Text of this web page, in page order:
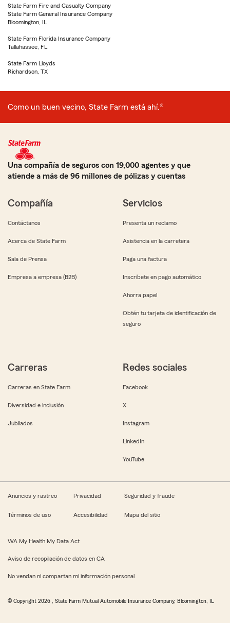
State Farm Fire and Casualty Company
State Farm General Insurance Company
Bloomington, IL
State Farm Florida Insurance Company
Tallahassee, FL
State Farm Lloyds
Richardson, TX
Como un buen vecino, State Farm está ahí.®
Una compañía de seguros con 19,000 agentes y que
atiende a más de 96 millones de pólizas y cuentas
Compañía
Contáctanos
Acerca de State Farm
Sala de Prensa
Empresa a empresa (B2B)
Servicios
Presenta un reclamo
Asistencia en la carretera
Paga una factura
Inscríbete en pago automático
Ahorra papel
Obtén tu tarjeta de identificación de
seguro
Carreras
Carreras en State Farm
Diversidad e inclusión
Jubilados
Redes sociales
Facebook
X
Instagram
LinkedIn
YouTube
Anuncios y rastreo Privacidad Seguridad y fraude
Términos de uso Accesibilidad Mapa del sitio
WA My Health My Data Act
Aviso de recopilación de datos en CA
No vendan ni compartan mi información personal
© Copyright 2026 , State Farm Mutual Automobile Insurance Company, Bloomington, IL